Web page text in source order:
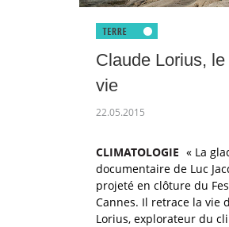
Claude Lorius,
vie
22.05.2015
CLIMATOLOGIE « La
documentaire de Luc
projeté en clôture du
Cannes. Il retrace la vie
Lorius, explorateur du